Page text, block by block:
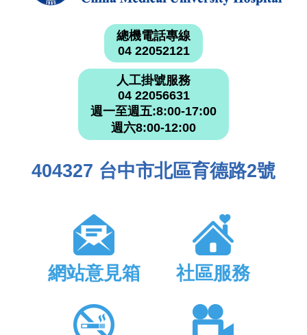
總機電話專線
04 22052121
人工掛號服務
04 22056631
週一至週五:8:00-17:00
週六8:00-12:00
404327 台中市北區育德路2號
網站意見箱 社區服務